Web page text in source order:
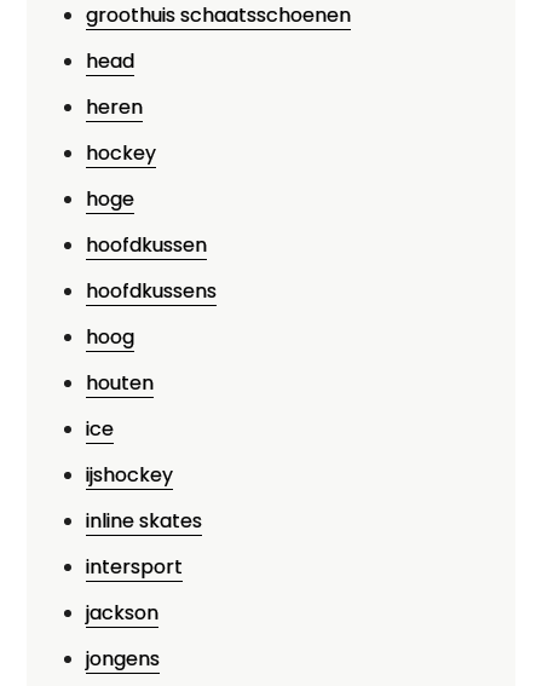
groothuis schaatsschoenen
head
heren
hockey
hoge
hoofdkussen
hoofdkussens
hoog
houten
ice
ijshockey
inline skates
intersport
jackson
jongens